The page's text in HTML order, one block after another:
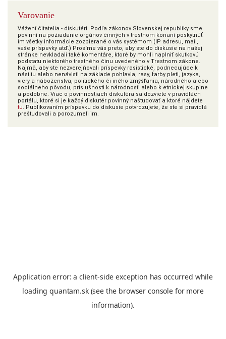
Varovanie
Vážení čitatelia - diskutéri. Podľa zákonov Slovenskej republiky sme
povinní na požiadanie orgánov činných v trestnom konaní poskytnúť
im všetky informácie zozbierané o vás systémom (IP adresu, mail,
vaše príspevky atď.) Prosíme vás preto, aby ste do diskusie na našej
stránke nevkladali také komentáre, ktoré by mohli naplniť skutkovú
podstatu niektorého trestného činu uvedeného v Trestnom zákone.
Najmä, aby ste nezverejňovali príspevky rasistické, podnecujúce k
násiliu alebo nenávisti na základe pohlavia, rasy, farby pleti, jazyka,
viery a náboženstva, politického či iného zmýšľania, národného alebo
sociálneho pôvodu, príslušnosti k národnosti alebo k etnickej skupine
a podobne. Viac o povinnostiach diskutéra sa dozviete v pravidlách
portálu, ktoré si je každý diskutér povinný naštudovať a ktoré nájdete
tu. Publikovaním príspevku do diskusie potvrdzujete, že ste si pravidlá
preštudovali a porozumeli im.